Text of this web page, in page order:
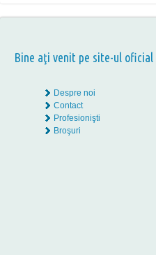
Bine aţi venit pe site-ul
Despre noi
Contact
Profesionişti
Broşuri